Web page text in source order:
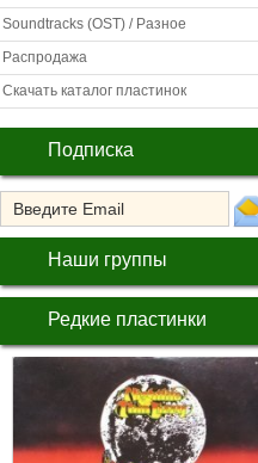
Soundtracks (OST) / Разное
Распродажа
Скачать каталог пластинок
Подписка
Наши группы
Редкие пластинки